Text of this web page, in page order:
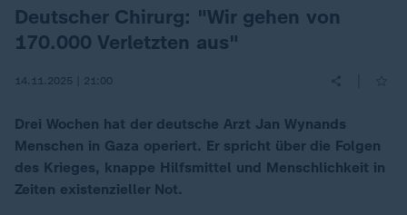
:Deutscher Chirurg: "Wir gehen von
170.000 Verletzten aus"
14.11.2025 | 21:00
Drei Wochen hat der deutsche Arzt Jan Wynands
Menschen in Gaza operiert. Er spricht über die Folgen
des Krieges, knappe Hilfsmittel und Menschlichkeit in
Zeiten existenzieller Not.